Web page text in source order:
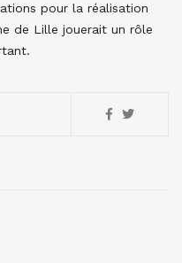
pour la réalisation
de Lille jouerait un rôle